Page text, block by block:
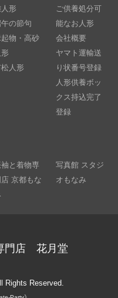
形
の節句
物・高砂
形
人形
ご供養処分可
能なお人形
会社概要
ヤマト運輸送
り状番号登録
人形供養ボッ
クス持込完了
登録
と着物専
店 京都もな
写真館 スタジ
オもなみ
門店 花月堂
Rights Reserved.